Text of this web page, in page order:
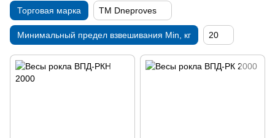
Торговая марка ТМ Dneproves
Минимальный предел взвешивания Min, кг 20